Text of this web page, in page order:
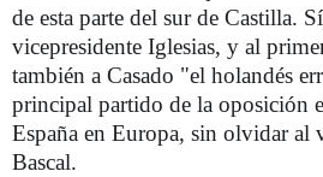
de esta parte del sur de Castilla.
vicepresidente Iglesias, y al
también a Casado "el holandés
principal partido de la oposición
España en Europa, sin olvidar
Bascal.